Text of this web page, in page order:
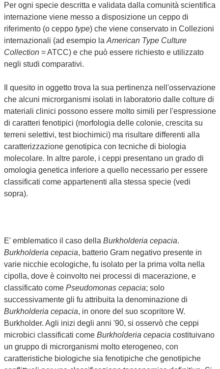
Per ogni specie descritta e validata dalla comunità scientifica
internazione viene messo a disposizione un ceppo di
riferimento (o ceppo type) che viene conservato in Collezioni
internazionali (ad esempio la American Type Culture
Collection = ATCC) e che può essere richiesto e utilizzato
negli studi comparativi.
Il quesito in oggetto trova la sua pertinenza nell'osservazione
che alcuni microrganismi isolati in laboratorio dalle colture di
materiali clinici possono essere molto simili per l'espressione
di caratteri fenotipici (morfologia delle colonie, crescita su
terreni selettivi, test biochimici) ma risultare differenti alla
caratterizzazione genotipica con tecniche di biologia
molecolare. In altre parole, i ceppi presentano un grado di
omologia genetica inferiore a quello necessario per essere
classificati come appartenenti alla stessa specie (vedi
sopra).
E' emblematico il caso della Burkholderia cepacia.
Burkholderia cepacia, batterio Gram negativo presente in
varie nicchie ecologiche, fu isolato per la prima volta nella
cipolla, dove è coinvolto nei processi di macerazione, e
classificato come Pseudomonas cepacia; solo
successivamente gli fu attribuita la denominazione di
Burkholderia cepacia, in onore del suo scopritore W.
Burkholder. Agli inizi degli anni '90, si osservò che ceppi
microbici classificati come Burkholderia cepacia costituivano
un gruppo di microrganismi molto eterogeneo, con
caratteristiche biologiche sia fenotipiche che genotipiche